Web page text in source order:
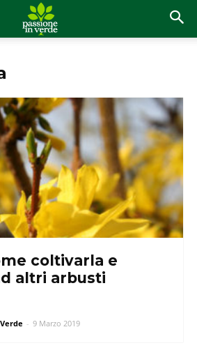
coltivarla e
altri arbusti
- 9 Marzo 2019